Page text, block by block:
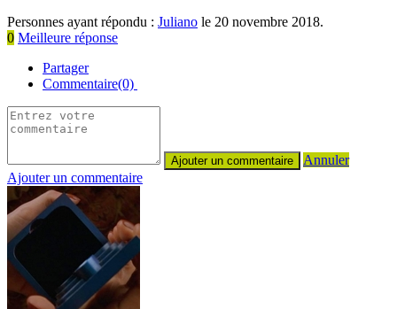
Personnes ayant répondu : Juliano le 20 novembre 2018.
0 Meilleure réponse
Partager
Commentaire(0)
Annuler
Ajouter un commentaire